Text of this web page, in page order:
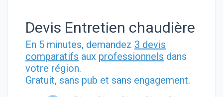
Devis Entretien chaudière
En 5 minutes, demandez 3 devis
comparatifs aux professionnels dans
votre région.
Gratuit, sans pub et sans engagement.